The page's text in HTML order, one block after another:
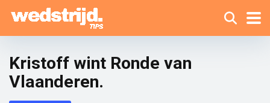
Kristoff wint Ronde van
Vlaanderen.